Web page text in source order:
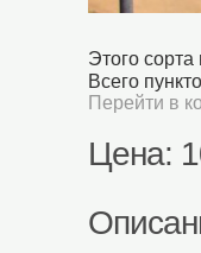
Этого сорта
Всего
Перейти в
Цена: